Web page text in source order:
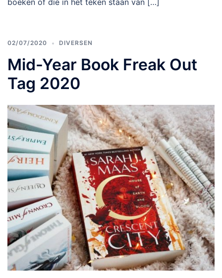
boeken of die in het teken staan van […]
02/07/2020 DIVERSEN
Mid-Year Book Freak Out
Tag 2020